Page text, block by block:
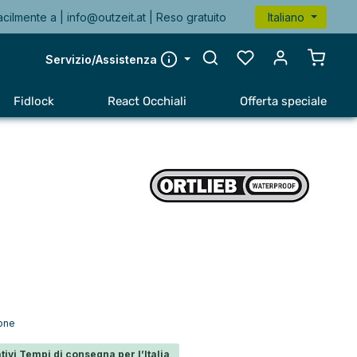
a |info@outzeit.at | Reso gratuito Italiano
Servizio/Assistenza
Il
Fidlock React Occhiali Offerta speciale
Tempi di consegna per l’Italia